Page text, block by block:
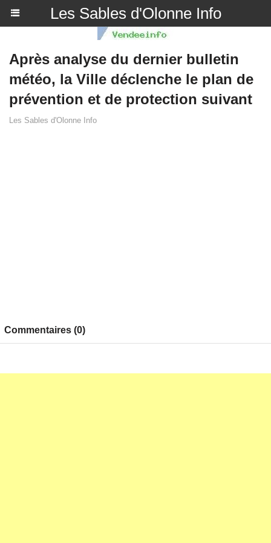
Les Sables d'Olonne Info
Après analyse du dernier bulletin
météo, la Ville déclenche le plan de
prévention et de protection suivant
Les Sables d'Olonne Info
Commentaires (0)